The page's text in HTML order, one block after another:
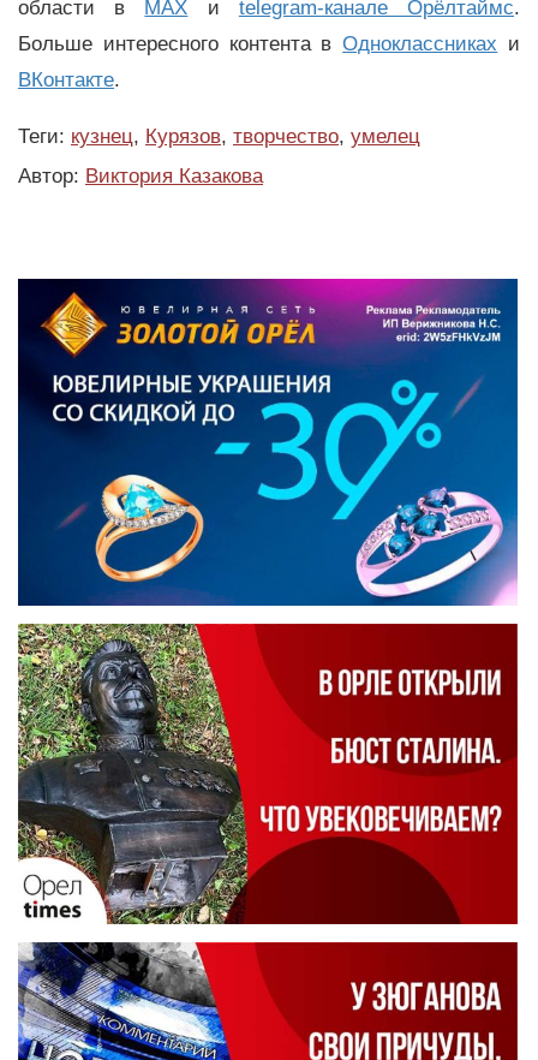
области в MAX и telegram-канале Орёлтаймс.
Больше интересного контента вОдноклассниках и
ВКонтакте.
Теги: кузнец, Курязов, творчество, умелец
Автор: Виктория Казакова